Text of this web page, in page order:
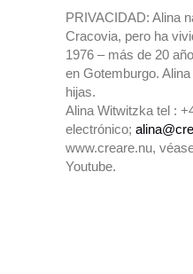
PRIVACIDAD: Alina
Cracovia, pero ha
1976 – más de 20
en Gotemburgo.
hijas.
Alina Witwitzka tel :
electrónico;
www.creare.nu,
Youtube.